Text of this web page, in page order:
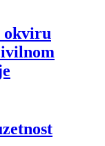
okviru